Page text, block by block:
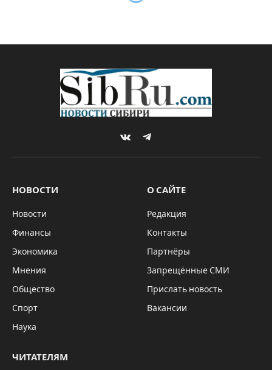
родительства стартует в
Новосибирске с 6 октября
01.10.2025 НОВОСТИ
Еженедельно в клиническом центре охраны
здоровья семьи и репродукции Новосибирской